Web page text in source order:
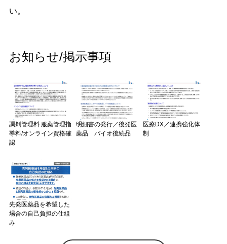
い。
お知らせ/掲示事項
調剤管理料 服薬管理指
導料/オンライン資格確
認
明細書の発行／後発医
薬品 バイオ後続品
医療DX／連携強化体
制
先発医薬品を希望した
場合の自己負担の仕組
み